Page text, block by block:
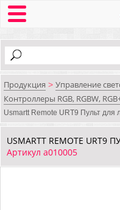
Продукция > Управление
Контроллеры RGB, RGBW,
Usmartt Remote URT9 Пульт для
USMARTT REMOTE URT9
Артикул a010005